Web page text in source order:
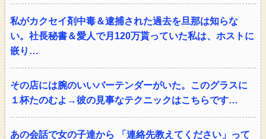
私がカクセイ剤中毒＆逮捕された過去を旦那は知らな
い。社長秘書＆愛人で月120万貰っていた私は、ホストに
嵌り…
その店には腕のいいバーテンダーがいた。このグラスに
１杯たのむよ→彼の見事なテクニックはこちらです…
あの会話で女の子達から 「連絡先教えてください」って